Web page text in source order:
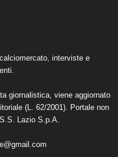
interviste e
giornalistica, viene aggiornato
(L. 62/2001). Portale non
Lazio S.p.A.